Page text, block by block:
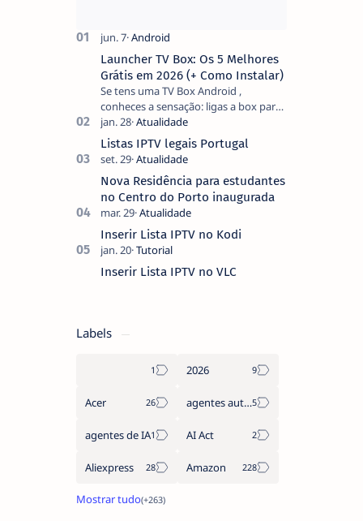
Launcher TV Box: Os 5 Melhores
Grátis em 2026 (+ Como Instalar)
Se tens uma TV Box Android ,
conheces a sensação: ligas a box para
ver um filme e o ecrã inicial está
coberto de sugestões que não
pediste, ban…
Listas IPTV legais Portugal
Nova Residência para estudantes
no Centro do Porto inaugurada
Inserir Lista IPTV no Kodi
Inserir Lista IPTV no VLC
Labels
2026
Acer agentes autónomos
agentes de IA AI Act
Aliexpress Amazon